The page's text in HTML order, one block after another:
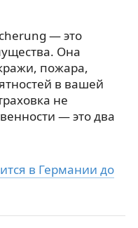
— это
Она
пожара,
в вашей
не
— это два
в Германии до